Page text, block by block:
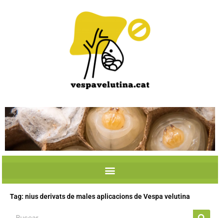
Tag: nius derivats de males aplicacions de Vespa velutina
Search